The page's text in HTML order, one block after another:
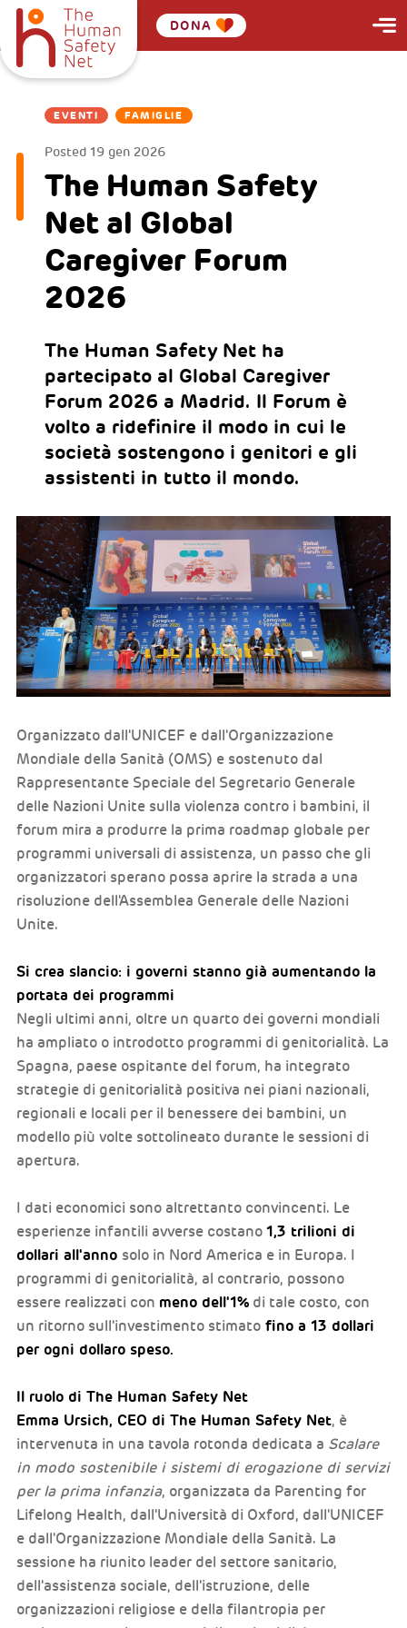
DONA
EVENTI FAMIGLIE
Posted 19 gen 2026
The Human Safety
Net al Global
Caregiver Forum
2026
The Human Safety Net ha
partecipato al Global Caregiver
Forum 2026 a Madrid. Il Forum è
volto a ridefinire il modo in cui le
società sostengono i genitori e gli
assistenti in tutto il mondo.
Organizzato dall'UNICEF e dall'Organizzazione
Mondiale della Sanità (OMS) e sostenuto dal
Rappresentante Speciale del Segretario Generale
delle Nazioni Unite sulla violenza contro i bambini, il
forum mira a produrre la prima roadmap globale per
programmi universali di assistenza, un passo che gli
organizzatori sperano possa aprire la strada a una
risoluzione dell'Assemblea Generale delle Nazioni
Unite.
Si crea slancio: i governi stanno già aumentando la
portata dei programmi
Negli ultimi anni, oltre un quarto dei governi mondiali
ha ampliato o introdotto programmi di genitorialità. La
Spagna, paese ospitante del forum, ha integrato
strategie di genitorialità positiva nei piani nazionali,
regionali e locali per il benessere dei bambini, un
modello più volte sottolineato durante le sessioni di
apertura.
I dati economici sono altrettanto convincenti. Le
esperienze infantili avverse costano 1,3 trilioni di
dollari all'anno solo in Nord America e in Europa. I
programmi di genitorialità, al contrario, possono
essere realizzati con meno dell'1% di tale costo, con
un ritorno sull'investimento stimato fino a 13 dollari
per ogni dollaro speso.
Il ruolo di The Human Safety Net
Emma Ursich, CEO di The Human Safety Net, è
intervenuta in una tavola rotonda dedicata a Scalare
in modo sostenibile i sistemi di erogazione di servizi
per la prima infanzia, organizzata da Parenting for
Lifelong Health, dall'Università di Oxford, dall'UNICEF
e dall'Organizzazione Mondiale della Sanità. La
sessione ha riunito leader del settore sanitario,
dell'assistenza sociale, dell'istruzione, delle
organizzazioni religiose e della filantropia per